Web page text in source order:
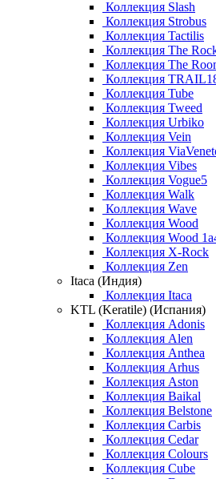
Коллекция Slash
Коллекция Strobus
Коллекция Tactilis
Коллекция The
Коллекция The
Коллекция
Коллекция Tube
Коллекция Tweed
Коллекция Urbiko
Коллекция Vein
Коллекция
Коллекция Vibes
Коллекция Vogue5
Коллекция Walk
Коллекция Wave
Коллекция Wood
Коллекция Wood
Коллекция X-Rock
Коллекция Zen
Itaca (Индия)
Коллекция Itaca
KTL (Keratile) (Испания)
Коллекция Adonis
Коллекция Alen
Коллекция Anthea
Коллекция Arhus
Коллекция Aston
Коллекция Baikal
Коллекция Belstone
Коллекция Carbis
Коллекция Cedar
Коллекция Colours
Коллекция Cube